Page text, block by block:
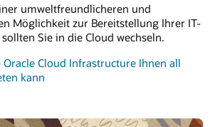
umweltfreundlicheren und
Möglichkeit zur Bereitstellung Ihrer IT-
Sie in die Cloud wechseln.
Oracle Cloud Infrastructure Ihnen all
kann